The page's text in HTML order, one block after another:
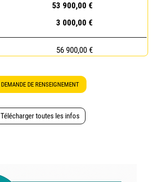
53 900,00 €
3 000,00 €
56 900,00 €
DEMANDE DE RENSEIGNEMENT
Télécharger toutes les infos